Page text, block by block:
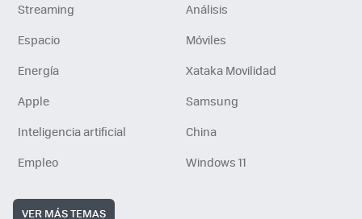
Streaming
Análisis
Espacio
Móviles
Energía
Xataka Movilidad
Apple
Samsung
Inteligencia artificial
China
Empleo
Windows 11
VER MÁS TEMAS